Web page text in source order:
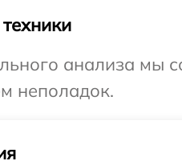
анализа мы
неполадок.